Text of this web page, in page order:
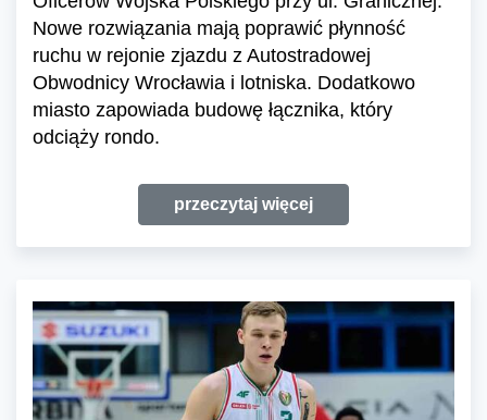
Nowe rozwiązania mają poprawić płynność
ruchu w rejonie zjazdu z Autostradowej
Obwodnicy Wrocławia i lotniska. Dodatkowo
miasto zapowiada budowę łącznika, który
odciąży rondo.
przeczytaj więcej